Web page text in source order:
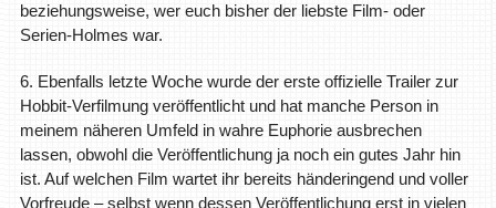
beziehungsweise, wer euch bisher der liebste Film- oder
Serien-Holmes war.
6. Ebenfalls letzte Woche wurde der erste offizielle Trailer zur
Hobbit-Verfilmung veröffentlicht und hat manche Person in
meinem näheren Umfeld in wahre Euphorie ausbrechen
lassen, obwohl die Veröffentlichung ja noch ein gutes Jahr hin
ist. Auf welchen Film wartet ihr bereits händeringend und voller
Vorfreude – selbst wenn dessen Veröffentlichung erst in vielen